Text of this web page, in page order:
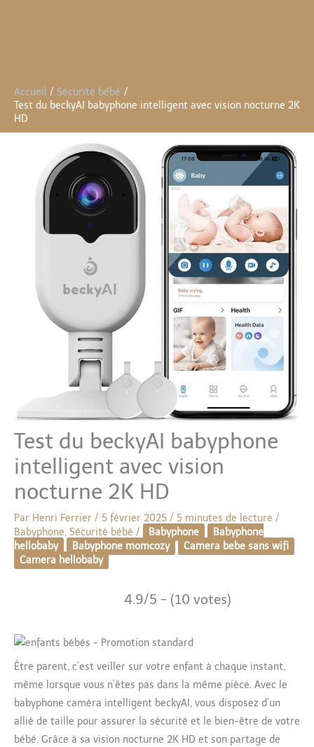
Accueil
Sécurité bébé
Test du beckyAI babyphone intelligent avec vision nocturne 2K
HD
Test du beckyAI babyphone
intelligent avec vision
nocturne 2K HD
Par Henri Ferrier / 5 février 2025 / 5 minutes de lecture /
Babyphone, Sécurité bébé / Babyphone
Babyphone
hellobaby
Babyphone momcozy
Camera bebe sans wifi
Camera hellobaby
4.9/5 - (10 votes)
Être parent, c’est veiller sur votre enfant à chaque instant,
même lorsque vous n’êtes pas dans la même pièce. Avec le
babyphone caméra intelligent beckyAI, vous disposez d’un
allié de taille pour assurer la sécurité et le bien-être de votre
bébé. Grâce à sa vision nocturne 2K HD et son partage de